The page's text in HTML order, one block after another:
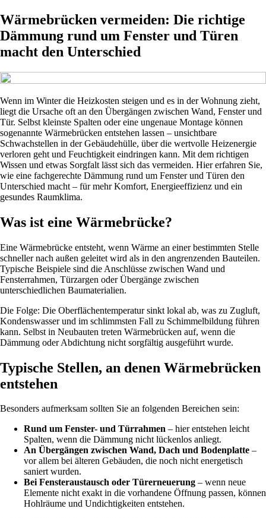
Wärmebrücken vermeiden: Die richtige
Dämmung rund um Fenster und Türen
macht den Unterschied
Wenn im Winter die Heizkosten steigen und es in der Wohnung zieht,
liegt die Ursache oft an den Übergängen zwischen Wand, Fenster und
Tür. Selbst kleinste Spalten oder eine ungenaue Montage können
sogenannte Wärmebrücken entstehen lassen – unsichtbare
Schwachstellen in der Gebäudehülle, über die wertvolle Heizenergie
verloren geht und Feuchtigkeit eindringen kann. Mit dem richtigen
Wissen und etwas Sorgfalt lässt sich das vermeiden. Hier erfahren Sie,
wie eine fachgerechte Dämmung rund um Fenster und Türen den
Unterschied macht – für mehr Komfort, Energieeffizienz und ein
gesundes Raumklima.
Was ist eine Wärmebrücke?
Eine Wärmebrücke entsteht, wenn Wärme an einer bestimmten Stelle
schneller nach außen geleitet wird als in den angrenzenden Bauteilen.
Typische Beispiele sind die Anschlüsse zwischen Wand und
Fensterrahmen, Türzargen oder Übergänge zwischen
unterschiedlichen Baumaterialien.
Die Folge: Die Oberflächentemperatur sinkt lokal ab, was zu Zugluft,
Kondenswasser und im schlimmsten Fall zu Schimmelbildung führen
kann. Selbst in Neubauten treten Wärmebrücken auf, wenn die
Dämmung oder Abdichtung nicht sorgfältig ausgeführt wurde.
Typische Stellen, an denen Wärmebrücken
entstehen
Besonders aufmerksam sollten Sie an folgenden Bereichen sein:
Rund um Fenster- und Türrahmen – hier entstehen leicht
Spalten, wenn die Dämmung nicht lückenlos anliegt.
An Übergängen zwischen Wand, Dach und Bodenplatte –
vor allem bei älteren Gebäuden, die noch nicht energetisch
saniert wurden.
Bei Fensteraustausch oder Türerneuerung – wenn neue
Elemente nicht exakt in die vorhandene Öffnung passen, können
Hohlräume und Undichtigkeiten entstehen.